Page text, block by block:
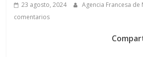
23 agosto, 2024 Agencia Francesa de
comentarios